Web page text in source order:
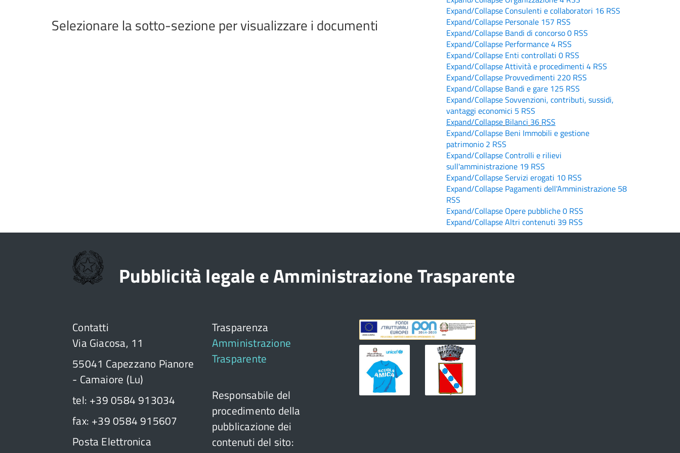
Selezionare la sotto-sezione per visualizzare i documenti
Expand/Collapse Consulenti e collaboratori 16 RSS
Expand/Collapse Personale 157 RSS
Expand/Collapse Bandi di concorso0 RSS
Expand/Collapse Performance4 RSS
Expand/Collapse Enti controllati 0 RSS
Expand/CollapseAttività e procedimenti 4 RSS
Expand/Collapse Provvedimenti 220 RSS
Expand/Collapse Bandi e gare 125 RSS
Expand/CollapseSovvenzioni, contributi, sussidi,
vantaggi economici 5 RSS
Expand/Collapse Bilanci 36 RSS
Expand/Collapse Beni Immobili e gestione
patrimonio 2 RSS
Expand/Collapse Controlli e rilievi
sull'amministrazione 19 RSS
Expand/CollapseServizi erogati 10 RSS
Expand/Collapse Pagamenti dell'Amministrazione 58
RSS
Expand/Collapse Opere pubbliche0 RSS
Expand/CollapseAltri contenuti 39 RSS
Pubblicità legale e Amministrazione Trasparente
Contatti
Via Giacosa, 11
55041 Capezzano Pianore
- Camaiore (Lu)
tel: +39 0584 913034
fax: +39 0584 915607
Posta Elettronica
Trasparenza
Amministrazione
Trasparente
Responsabile del
procedimento della
pubblicazione dei
contenuti del sito: